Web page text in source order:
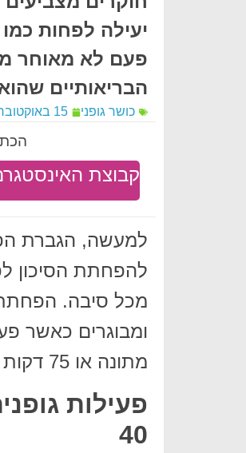
יעילה לפחות
פעם לא מאוחר
הבריאותיים
כושר גופני 15 באוקטובר 2024
קבוצת
למעשה, הגברת
להפחתת הסיכון
מכל סיבה. הפחתת
מתונה או 75 דקות בשבוע של פעילות אינטנסיבית.
פעילות
40